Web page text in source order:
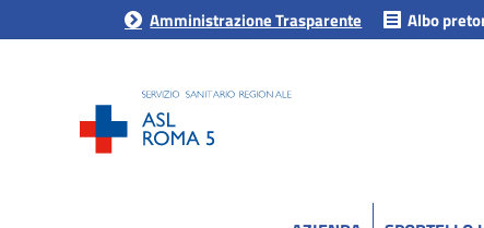
Amministrazione Trasparente Albo